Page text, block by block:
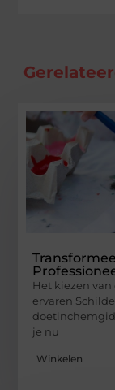
Het kiezen
ervaren
je nu
Winkelen